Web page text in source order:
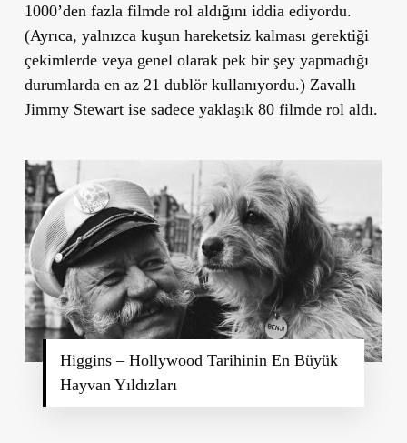
1000’den fazla filmde rol aldığını iddia ediyordu.
(Ayrıca, yalnızca kuşun hareketsiz kalması gerektiği
çekimlerde veya genel olarak pek bir şey yapmadığı
durumlarda en az 21 dublör kullanıyordu.) Zavallı
Jimmy Stewart ise sadece yaklaşık 80 filmde rol aldı.
Higgins – Hollywood Tarihinin En Büyük
Hayvan Yıldızları